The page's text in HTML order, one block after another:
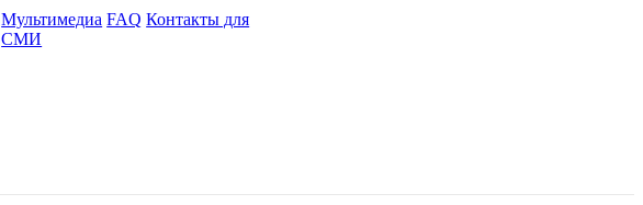
Мультимедиа FAQ Контакты для
СМИ